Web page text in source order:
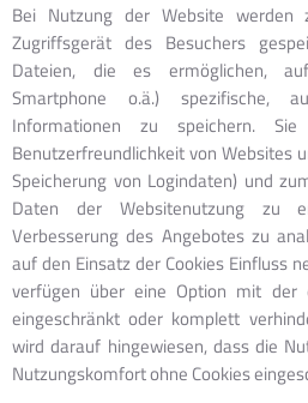
Bei Nutzung der Website werden
Zugriffsgerät des Besuchers
Dateien, die es ermöglichen,
Smartphone o.ä.) spezifische,
Informationen zu speichern.
Benutzerfreundlichkeit von Websites
Speicherung von Logindaten) und
Daten der Websitenutzung zu
Verbesserung des Angebotes zu
auf den Einsatz der Cookies Einfluss
verfügen über eine Option mit der
eingeschränkt oder komplett
wird darauf hingewiesen, dass die
Nutzungskomfort ohne Cookies